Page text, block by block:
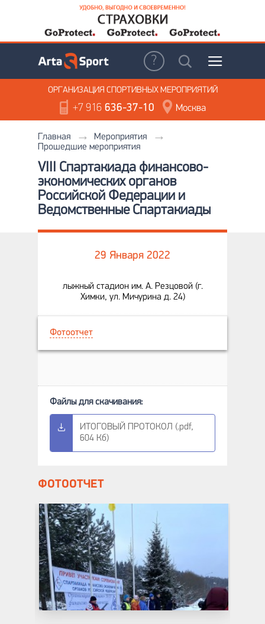
ОРГАНИЗАЦИЯ СПОРТИВНЫХ МЕРОПРИЯТИЙ
+7 916636-37-10 Москва
Главная
Мероприятия
Прошедшие мероприятия
VIII Спартакиада финансово-
экономических органов
Российской Федерации и
Ведомственные Спартакиады
29 Января 2022
лыжный стадион им. А. Резцовой (г.
Химки, ул. Мичурина д. 24)
Фотоотчет
ИТОГОВЫЙ ПРОТОКОЛ (.pdf,
604 Кб)
ФОТООТЧЕТ